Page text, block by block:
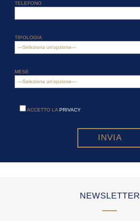
TELEFONO
TIPOLOGIA
MESE
ACCETTO LAPRIVACY
NEWSLETTER